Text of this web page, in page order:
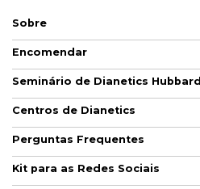
Sobre
Encomendar
Seminário de Dianetics Hubbard
Centros de Dianetics
Perguntas Frequentes
Kit para as Redes Sociais